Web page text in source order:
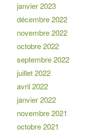
janvier 2023
décembre 2022
novembre 2022
octobre 2022
septembre 2022
juillet 2022
avril 2022
janvier 2022
novembre 2021
octobre 2021